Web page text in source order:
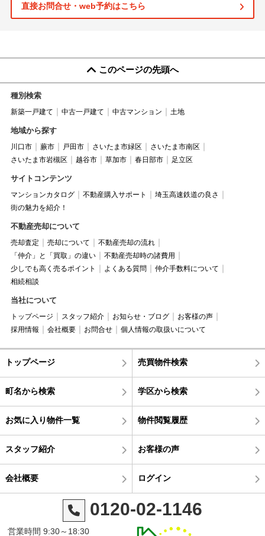
直接お問合せ・web予約はこちら
このページの先頭へ
種別検索
新築一戸建て 中古一戸建て 中古マンション 土地
地域から探す
川口市 蕨市 戸田市 さいたま市緑区
さいたま市南区
さいたま市岩槻区
越谷市 草加市 春日部市 足立区
サイトコンテンツ
マンションカタログ 不動産購入サポート
埼玉高速鉄道の良さ
街の魅力を紹介！
不動産売却について
売却査定 売却について
不動産売却の流れ
「仲介」と「買取」の違い
不動産売却時の諸費用
少しでも高く売るポイント
よくある質問
仲介手数料について
相続相談
当社について
トップページ スタッフ紹介 お知らせ・ブログ
お客様の声
採用情報
会社概要 お問合せ 個人情報の取扱いについて
トップページ 売買物件検索
町名から検索 学区から検索
お気に入り物件一覧 物件閲覧履歴
スタッフ紹介 お客様の声
会社概要 ログイン
0120-02-1146
営業時間 9:30～18:30